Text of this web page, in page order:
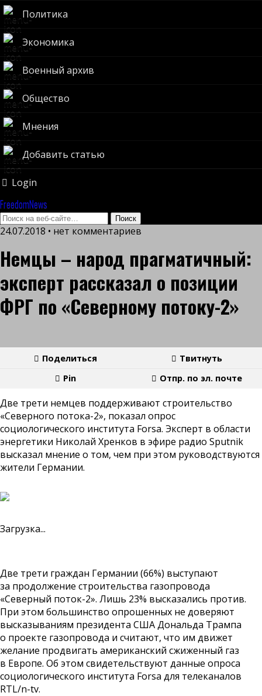
Политика
Экономика
Военный архив
Общество
Мнения
Добавить статью
Login
FreedomNews
24.07.2018 • нет комментариев
Немцы – народ прагматичный:
эксперт рассказал о позиции
ФРГ по «Северному потоку-2»
Поделиться
Твитнуть
Pin
Отпр. по эл. почте
Две трети немцев поддерживают строительство
«Северного потока-2», показал опрос
социологического института Forsa. Эксперт в области
энергетики Николай Хренков в эфире радио Sputnik
высказал мнение о том, чем при этом руководствуются
жители Германии.
Загрузка...
Две трети граждан Германии (66%) выступают
за продолжение строительства газопровода
«Северный поток-2». Лишь 23% высказались против.
При этом большинство опрошенных не доверяют
высказываниям президента США Дональда Трампа
о проекте газопровода и считают, что им движет
желание продвигать американский сжиженный газ
в Европе. Об этом свидетельствуют данные опроса
социологического института Forsa для телеканалов
RTL/n-tv.